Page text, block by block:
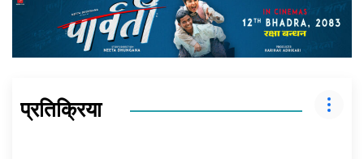
प्रतिक्रिया